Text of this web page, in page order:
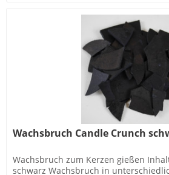
Wachsbruch Candle Crunch
Wachsbruch zum Kerzen gießen
schwarz Wachsbruch in